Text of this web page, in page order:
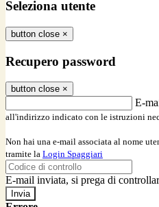
Seleziona utente
button close ×
Recupero password
button close ×
E-
all'indirizzo indicato con le istruzioni
Non hai una e-mail associata al nome
tramite la Login Spaggiari
E-mail inviata, si prega di